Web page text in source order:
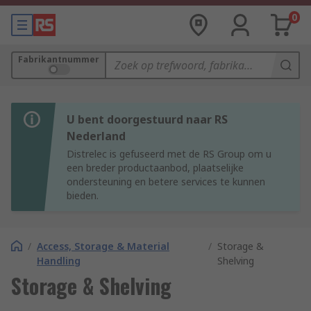
0
Fabrikantnummer
U bent doorgestuurd naar RS
Nederland
Distrelec is gefuseerd met de RS Group om u
een breder productaanbod, plaatselijke
ondersteuning en betere services te kunnen
bieden.
/ Access, Storage & Material
Handling
/ Storage &
Shelving
Storage & Shelving